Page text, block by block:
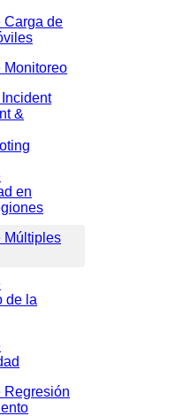
Carga de
Monitoreo
&
en
Múltiples
de la
Regresión